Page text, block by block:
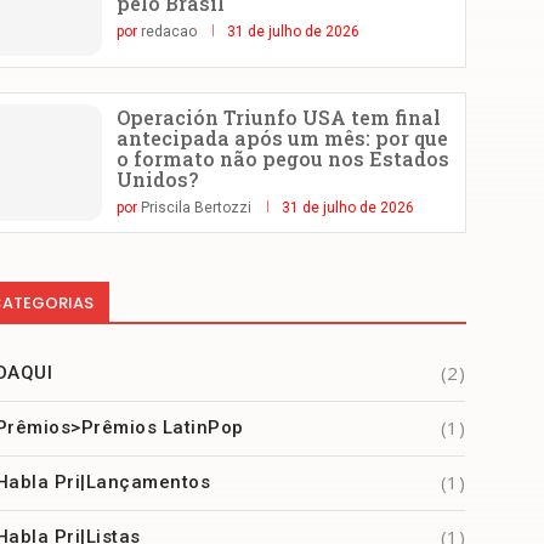
por redacao 31 de julho de 2026
Operación Triunfo USA tem final
antecipada após um mês: por que
o formato não pegou nos Estados
Unidos?
por Priscila Bertozzi 31 de julho de 2026
(2)
LatinPop (1)
Pri|Lançamentos (1)
Pri|Listas (1)